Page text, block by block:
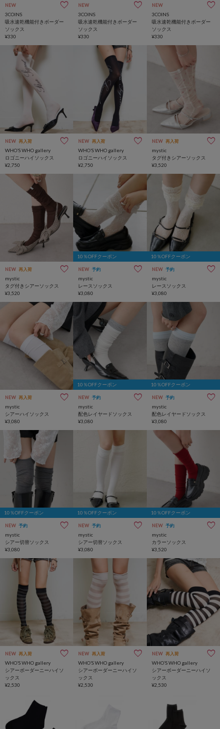
NEW
3COINS
吸水速乾機能付きボーダー
ソックス
¥330
NEW
3COINS
吸水速乾機能付きボーダー
ソックス
¥330
NEW
3COINS
吸水速乾機能付きボーダー
ソックス
¥330
NEW 再入荷
WHO’S WHO gallery
ロゴニーハイソックス
¥2,750
NEW 再入荷
WHO’S WHO gallery
ロゴニーハイソックス
¥2,750
NEW 再入荷
mystic
タグ付きシアーソックス
¥3,520
NEW 再入荷
mystic
タグ付きシアーソックス
¥3,520
10％OFFクーポン
NEW 予約
mystic
レースソックス
¥3,080
10％OFFクーポン
NEW 予約
mystic
レースソックス
¥3,080
NEW 再入荷
mystic
シアーハイソックス
¥3,080
10％OFFクーポン
NEW 予約
mystic
配色レイヤードソックス
¥3,080
10％OFFクーポン
NEW 予約
mystic
配色レイヤードソックス
¥3,080
10％OFFクーポン
NEW 予約
mystic
シアー切替ソックス
¥3,080
10％OFFクーポン
NEW 予約
mystic
シアー切替ソックス
¥3,080
10％OFFクーポン
NEW 予約
mystic
カラーソックス
¥3,520
NEW 再入荷
WHO’S WHO gallery
シアーボーダーニーハイソ
ックス
¥2,530
NEW 再入荷
WHO’S WHO gallery
シアーボーダーニーハイソ
ックス
¥2,530
NEW 再入荷
WHO’S WHO gallery
シアーボーダーニーハイソ
ックス
¥2,530